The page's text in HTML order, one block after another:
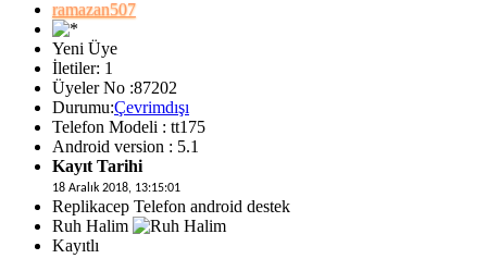
ramazan507
Yeni Üye
İletiler: 1
Üyeler No :87202
Durumu:Çevrimdışı
Telefon Modeli : tt175
Android version : 5.1
Kayıt Tarihi
18 Aralık 2018, 13:15:01
Replikacep Telefon android destek
Ruh Halim
Kayıtlı